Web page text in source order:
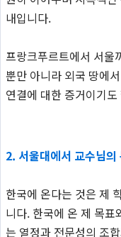
내입니다.
프랑크푸르트에서 서울
뿐만 아니라 외국 땅에
연결에 대한 증거이기
2. 서울대에서 교수님
한국에 온다는 것은 제
니다. 한국에 온 제 목표
는 열정과 전문성의 조